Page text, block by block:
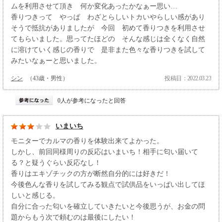
ムを利用させて頂き 何か変化あったかなぁー思い…
香りつきって やっぱ わざとらしいトカいやらしい感があり
そうで抵抗がありましたが 今回 初めて香りつきを利用させ
てもらいました。思ってたほどの そんな感じは全くなく自然
に溶けていく感じの香りで 是非また色々な香りつきを試して
みたいなぁーと思いました。
シン （43歳・男性） 投稿日：2022.03.23
0人が参考になったと回答
いまいち
モニターでカルマの香りを体験出来てよかった。
しかし、前回同様周りの反応はいまいち！相手に匂い届いて
る？と疑うぐらい反応なし！
香りはエキゾチックの方が断然自分的には好きだ！
今後色んな香りを試してみる観点で試供品をいっぱい出してほ
しいと感じる。
自分に合った匂いを確立していきたいと今後思うが、お金の問
題からもう次で頼むのは最後にしたい！